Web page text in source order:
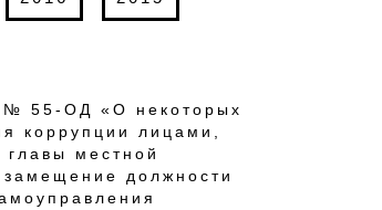
№ 55-ОД «О некоторых
коррупции лицами,
местной
должности